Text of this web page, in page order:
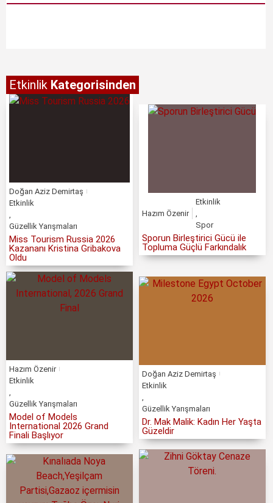
Etkinlik Kategorisinden
Doğan Aziz Demirtaş
Etkinlik
,
Güzellik Yarışmaları
Miss Tourism Russia 2026
Kazananı Kristina Gribakova
Oldu
Hazım Özenir
Etkinlik
,
Spor
Sporun Birleştirici Gücü ile
Topluma Güçlü Farkındalık
Hazım Özenir
Etkinlik
,
Güzellik Yarışmaları
Model of Models
International 2026 Grand
Finali Başlıyor
Doğan Aziz Demirtaş
Etkinlik
Güzellik Yarışmaları
Dr. Mak Malik: Kadın Her Yaşta
Güzeldir